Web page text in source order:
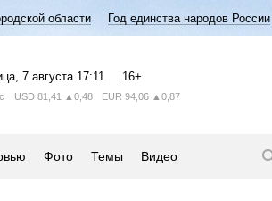
области Год единства народов России
, 7 августа 17:11 16+
USD 81,41 ▲0,48 EUR 94,06 ▲0,87
Фото Темы Видео